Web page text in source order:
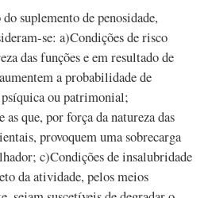
suplemento de penosidade,
se: a)Condições de risco
das funções e em resultado de
a probabilidade de
ou patrimonial;
as que, por força da natureza das
provoquem uma sobrecarga
c)Condições de insalubridade
da atividade, pelos meios